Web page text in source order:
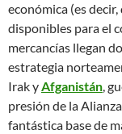
económica (es
disponibles para el
mercancías llegan
estrategia
Irak yAfganistán,
presión de la
fantástica base de